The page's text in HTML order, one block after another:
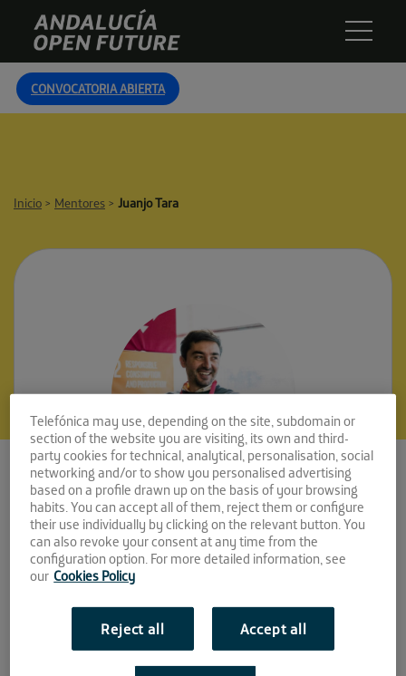
content
Andalucía
Open
Future
CONVOCATORIA ABIERTA
Inicio > Mentores > Juanjo Tara
Juanjo Tara
Hardware e innovación
EL CABLE
Superpoderes:
Innovación
Telefónica may use, depending on the site, subdomain or
section of the website you are visiting, its own and third-
party cookies for technical, analytical, personalisation, social
networking and/or to show you personalised advertising
based on a profile drawn up on the basis of your browsing
habits. You can accept all of them, reject them or configure
their use individually by clicking on the relevant button. You
can also revoke your consent at any time from the
configuration option. For more detailed information, see
our Cookies Policy
Reject all Accept all